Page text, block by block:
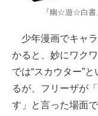
『幽☆遊☆白書
少年漫画でキャ
かると、妙にワク
では“スカウター”
るが、フリーザが
す」と言った場面